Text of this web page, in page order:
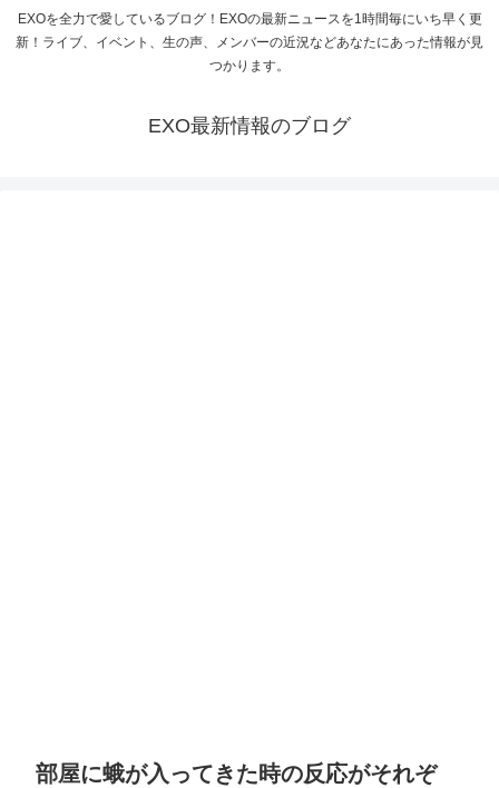
EXOを全力で愛しているブログ！EXOの最新ニュースを1時間毎にいち早く更
新！ライブ、イベント、生の声、メンバーの近況などあなたにあった情報が見
つかります。
EXO最新情報のブログ
部屋に蛾が入ってきた時の反応がそれぞ